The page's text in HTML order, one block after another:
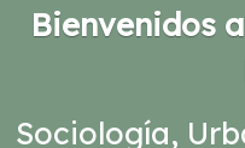
Bienvenidos
Sociología,